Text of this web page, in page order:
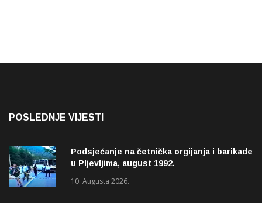
POSLEDNJE VIJESTI
Podsjećanje na četnička orgijanja i barikade
u Pljevljima, august 1992.
10. Augusta 2026.